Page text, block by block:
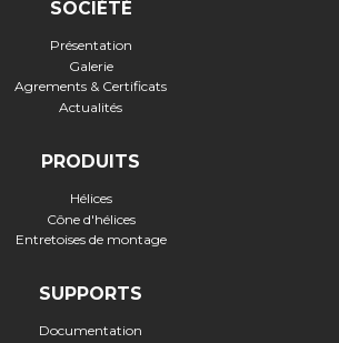
SOCIÉTÉ
Présentation
Galerie
Agrements & Certificats
Actualités
PRODUITS
Hélices
Cône d'hélices
Entretoises de montage
SUPPORTS
Documentation